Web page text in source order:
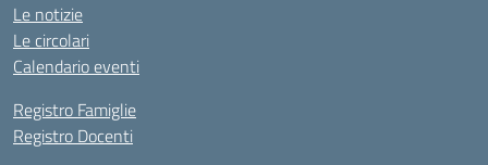
Le notizie
Le circolari
Calendario eventi
Registro Famiglie
Registro Docenti